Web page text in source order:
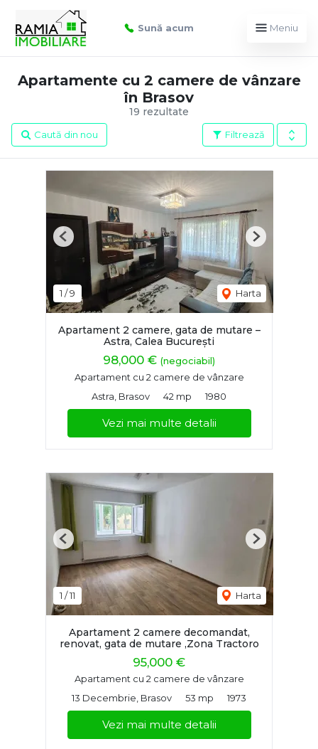
Sună acum Meniu
19 rezultate
Apartamente cu 2 camere de vânzare
în Brasov
Filtrează
Caută din nou
1 /9 Harta
Previous Next
Apartament 2 camere, gata de mutare –
Astra, Calea București
98,000 € (negociabil)
Apartament cu 2 camere de vânzare
Astra, Brasov
42 mp 1980
Vezi mai multe detalii
1 /11 Harta
Previous Next
Apartament 2 camere decomandat,
renovat, gata de mutare ,Zona Tractoro
95,000 €
Apartament cu 2 camere de vânzare
13 Decembrie, Brasov
53 mp 1973
Vezi mai multe detalii